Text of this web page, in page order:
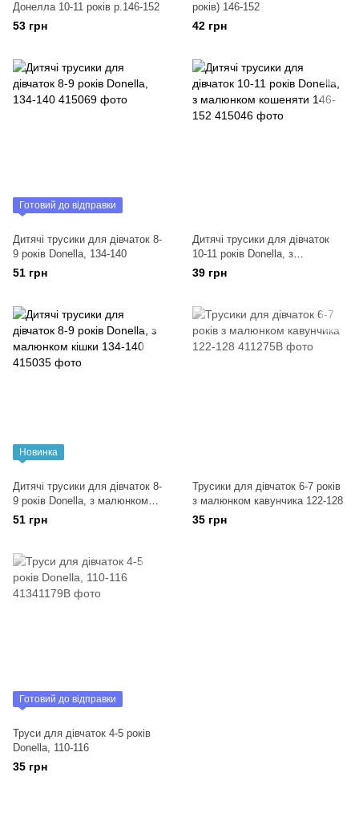
Донелла 10-11 років р.146-152
53 грн
років) 146-152
42 грн
Готовий до відправки
Дитячі трусики для дівчаток 8-
9 років Donella, 134-140
51 грн
Дитячі трусики для дівчаток
10-11 років Donella, з
малюнком кошеняти 146-152
39 грн
Новинка
Дитячі трусики для дівчаток 8-
9 років Donella, з малюнком
кішки 134-140
51 грн
Трусики для дівчаток 6-7 років
з малюнком кавунчика 122-128
35 грн
Готовий до відправки
Труси для дівчаток 4-5 років
Donella, 110-116
35 грн